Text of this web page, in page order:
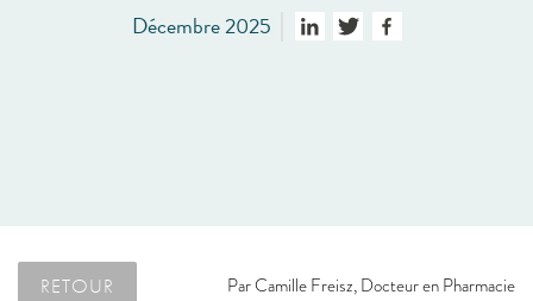
Décembre 2025
RETOUR ParCamille Freisz, Docteur en Pharmacie